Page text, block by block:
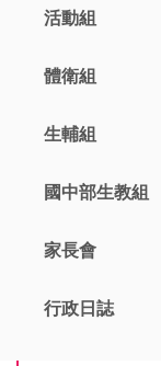
活動組
體衛組
生輔組
國中部生教組
家長會
行政日誌